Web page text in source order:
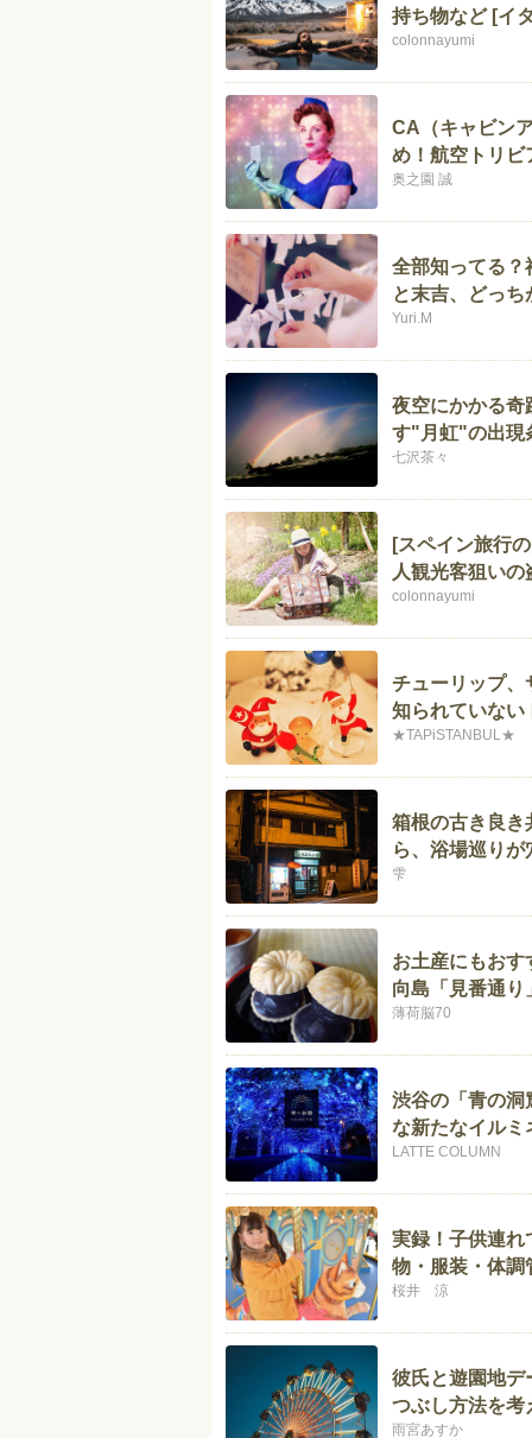
持ち物など [イ
colonnayumi
CA（キャビン
め！航空トリ
奥之園 誠
全部知ってる
と末吉、どっち
Yuri.M
夜空にかかる奇
す"月虹"の出現
七沢茶々
[スペイン旅行
人観光客狙い
colonnayumi
チューリップ
知られていない
★TAPiSTANBUL★
箱根の古き良き
ら、浴場巡りが
雫
お土産にもおす
向島「見番通り
薄荷脳70
渋谷の「青の洞
な新たなイル
LATTE COLUMN
実録！子供連れ
物・服装・体調
桜井 涼
彼氏と遊園地
つぶし方法を考
雨宮あすか